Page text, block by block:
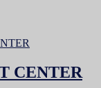
CENTER